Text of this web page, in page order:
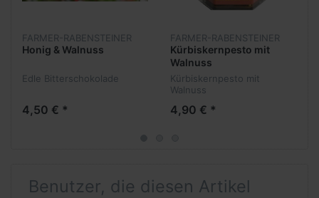
FARMER-RABENSTEINER
Honig & Walnuss
Edle Bitterschokolade
4,50 € *
FARMER-RABENSTEINER
Kürbiskernpesto mit
Walnuss
Kürbiskernpesto mit
Walnuss
4,90 € *
Benutzer, die diesen Artikel